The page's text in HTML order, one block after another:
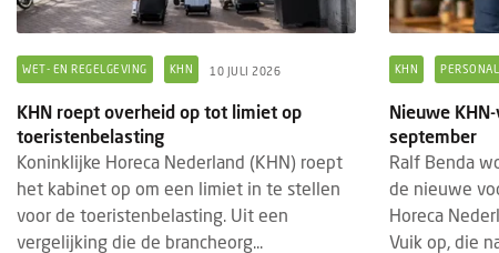
WET- EN REGELGEVING KHN 10 JULI 2026
KHN roept overheid op tot limiet op
toeristenbelasting
Koninklijke Horeca Nederland (KHN) roept
het kabinet op om een limiet in te stellen
voor de toeristenbelasting. Uit een
vergelijking die de brancheorg...
KHN
Nieuwe
september
Ralf Benda
de nieuwe
Horeca
Vuik op, die